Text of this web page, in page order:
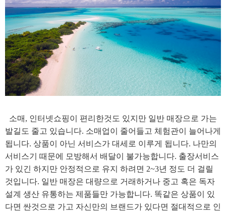
소매, 인터넷쇼핑이 편리한것도 있지만 일반 매장으로 가는
발길도 줄고 있습니다. 소매업이 줄어들고 체험관이 늘어나게
됩니다. 상품이 아닌 서비스가 대세로 이루게 됩니다. 나만의
서비스기 때문에 모방해서 배달이 불가능합니다. 출장서비스
가 있긴 하지만 안정적으로 유지 하려면 2~3년 정도 더 걸릴
것입니다. 일반 매장은 대량으로 거래하거나 중고 혹은 독자
설계 생산 유통하는 제품들만 가능합니다. 똑같은 상품이 있
다면 싼것으로 가고 자신만의 브랜드가 있다면 절대적으로 인